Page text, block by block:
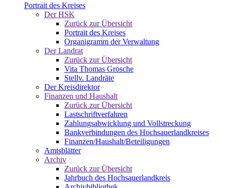
Portrait des Kreises
Der HSK
Zurück zur Übersicht
Portrait des Kreises
Organigramm der Verwaltung
Der Landrat
Zurück zur Übersicht
Vita Thomas Grosche
Stellv. Landräte
Der Kreisdirektor
Finanzen und Haushalt
Zurück zur Übersicht
Lastschriftverfahren
Zahlungsabwicklung und Vollstreckung
Bankverbindungen des Hochsauerlandkreises
Finanzen/Haushalt/Beteiligungen
Amtsblätter
Archiv
Zurück zur Übersicht
Jahrbuch des Hochsauerlandkreis